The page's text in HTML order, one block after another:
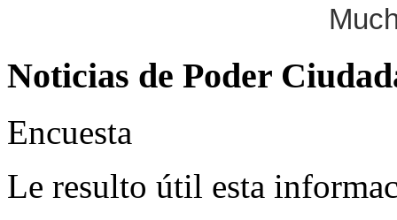
Noticias de Poder
Encuesta
Le resulto útil esta